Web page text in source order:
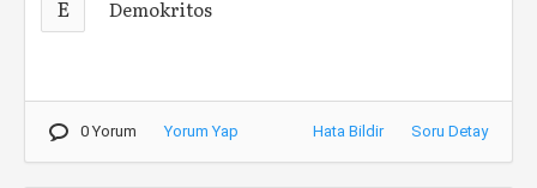
E Demokritos
0 Yorum Yorum Yap Hata Bildir Soru Detay